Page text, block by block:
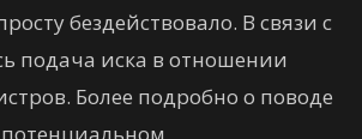
бездействовало. В связи с
подача иска в отношении
Более подробно о поводе